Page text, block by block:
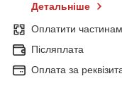
Детальніше
Оплатити
Післяплата
Оплата за